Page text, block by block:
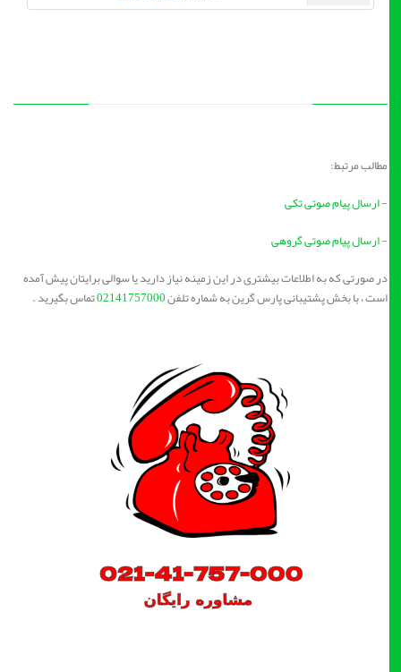
مطالب مرتبط:
- ارسال پیام صوتی تکی
- ارسال پیام صوتی گروهی
در صورتی که به اطلاعات بیشتری در این زمینه نیاز دارید یا سوالی برایتان پیش آمده
است ، با بخش پشتیبانی پارس گرین به شماره تلفن02141757000تماس بگیرید .